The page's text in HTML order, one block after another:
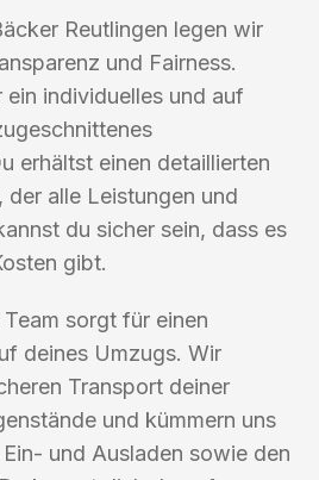
Reutlingen legen wir
und Fairness.
individuelles und auf
erhältst einen detaillierten
der alle Leistungen und
du sicher sein, dass es
gibt.
sorgt für einen
deines Umzugs. Wir
Transport deiner
und kümmern uns
und Ausladen sowie den